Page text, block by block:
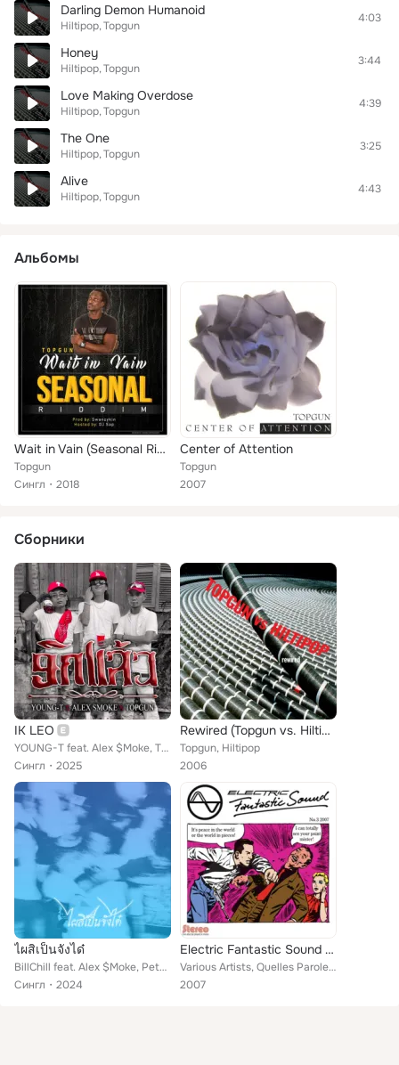
Darling Demon Humanoid
Hiltipop Topgun
4:03
Honey
Hiltipop Topgun
3:44
Love Making Overdose
Hiltipop Topgun
4:39
The One
Hiltipop Topgun
3:25
Alive
Hiltipop Topgun
4:43
Альбомы
Wait in Vain (Seasonal Riddim)
Topgun
Сингл
2018
Center of Attention
Topgun
2007
Сборники
IK LEO
YOUNG-T feat. Alex $Moke, TOPGUN
Сингл
2025
Rewired (Topgun vs. Hiltipop)
Topgun, Hiltipop
2006
ไผสิเป็นจังได๋
BillChill feat. Alex $Moke, Peter Zen, SUPER-FLOW, TOPGUN, 4TWOK, FBK420, PXLM ZONEJONE
Сингл
2024
Electric Fantastic Sound No.3 2007
Various Artists, Quelles Paroles, The Thought Criminals, Citation : Obsolete, Social Ambitions, Voice Of Canvas, Basswood Dollie...
2007